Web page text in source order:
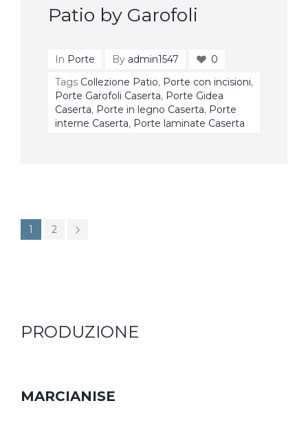
Patio by Garofoli
In Porte By admin1547
0
Tags Collezione Patio, Porte con incisioni,
Porte Garofoli Caserta, Porte Gidea
Caserta, Porte in legno Caserta, Porte
interne Caserta, Porte laminate Caserta
1 2
PRODUZIONE
MARCIANISE